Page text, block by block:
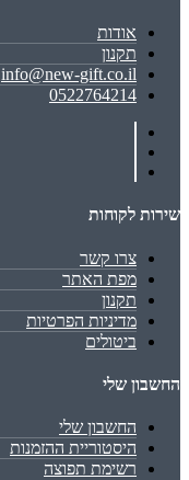
אודות
תקנון
info@new-gift.co.il
0522764214
שירות לקוחות
צרו קשר
מפת האתר
תקנון
מדיניות הפרטיות
ביטולים
החשבון שלי
החשבון שלי
היסטוריית ההזמנות
רשימת תפוצה